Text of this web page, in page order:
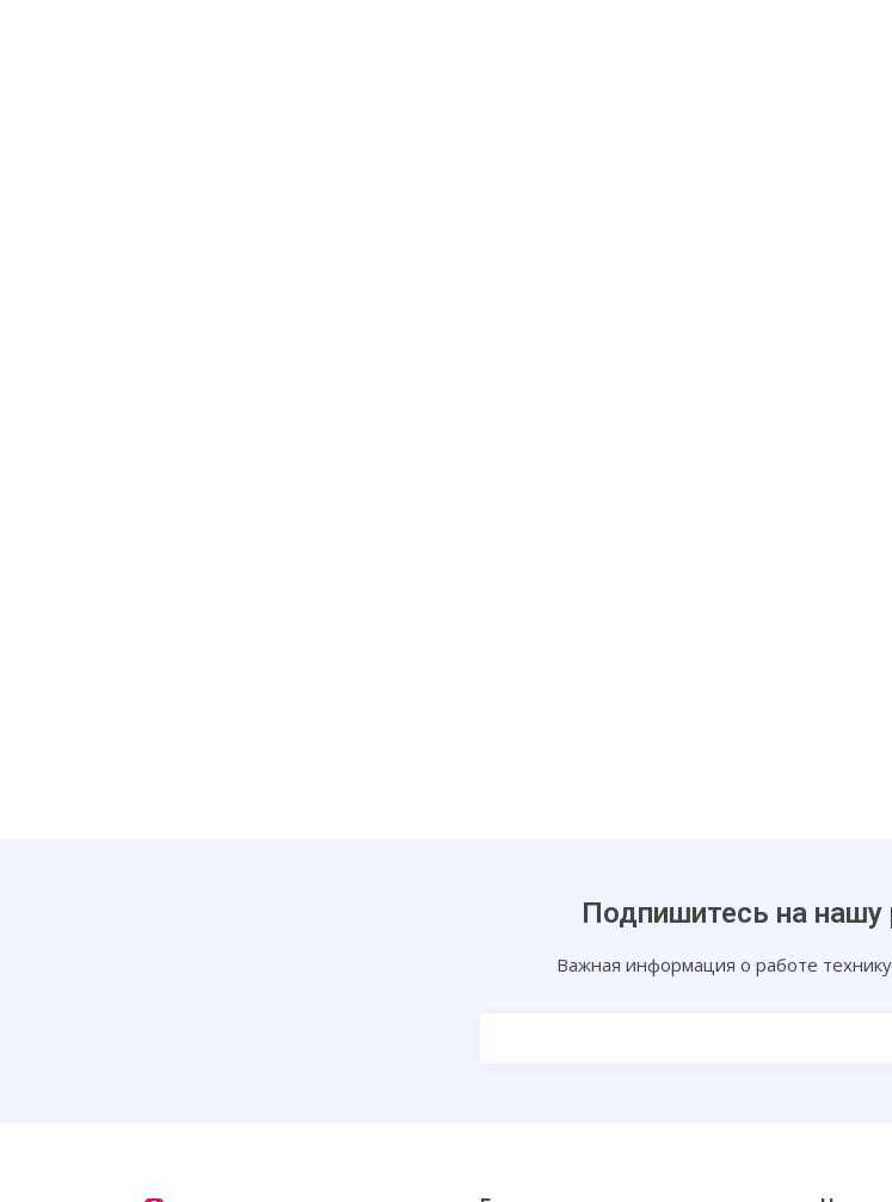
Подпишитесь на нашу
Важная информация о работе